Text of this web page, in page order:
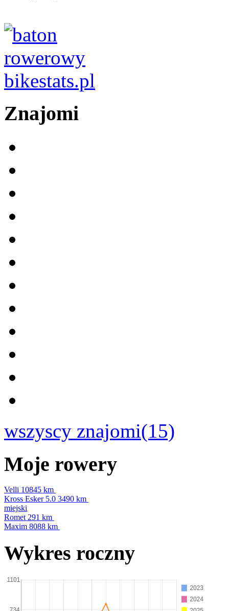
Znajomi
wszyscy znajomi(15)
Moje rowery
Velli 10845 km
Kross Esker 5.0 3490 km
miejski
Romet 291 km
Maxim 8088 km
Wykres roczny